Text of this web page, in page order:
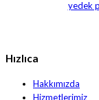
Hızlıca
Hakkımızda
Hizmetlerimiz